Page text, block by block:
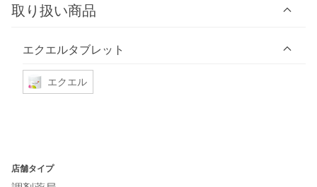
取り扱い商品
エクエルタブレット
エクエル
店舗タイプ